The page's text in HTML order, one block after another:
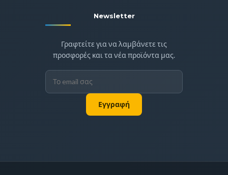
Newsletter
Γραφτείτε για να λαμβάνετε τις
προσφορές και τα νέα προϊόντα μας.
Εγγραφή